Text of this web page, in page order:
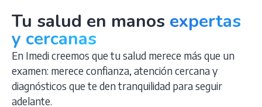
Tu salud en manos expertas
y cercanas
En Imedi creemos que tu salud merece más que un
examen: merece confianza, atención cercana y
diagnósticos que te den tranquilidad para seguir
adelante.